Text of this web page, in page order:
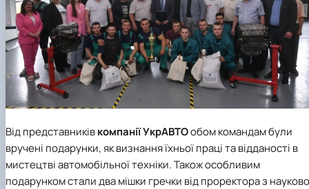
Від представниківкомпаніїУкрАВТОобом командам були
вручені подарунки, як визнання їхньої праці та відданості в
мистецтві автомобільної техніки. Також особливим
подарунком стали два мішки гречки від проректора з